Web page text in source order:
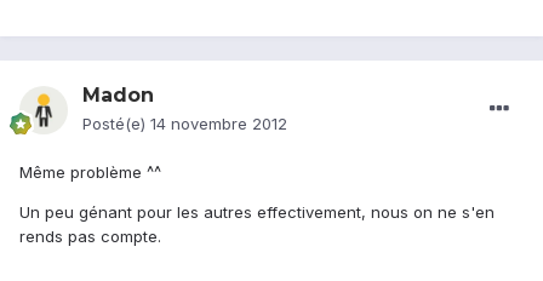
Madon
Posté(e) 14 novembre 2012
Même problème ^^
Un peu génant pour les autres effectivement, nous on ne s'en
rends pas compte.